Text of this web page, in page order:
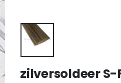
zilversoldeer S-